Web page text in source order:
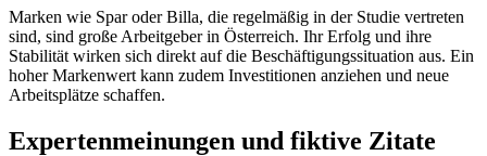
Marken wie Spar oder Billa, die regelmäßig in der Studie vertreten
sind, sind große Arbeitgeber in Österreich. Ihr Erfolg und ihre
Stabilität wirken sich direkt auf die Beschäftigungssituation aus. Ein
hoher Markenwert kann zudem Investitionen anziehen und neue
Arbeitsplätze schaffen.
Expertenmeinungen und fiktive Zitate